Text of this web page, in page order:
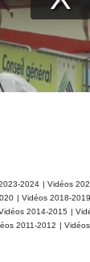
2024 | Vidéos
| Vidéos 2018-2019
2014-2015 |
2011-2012 |